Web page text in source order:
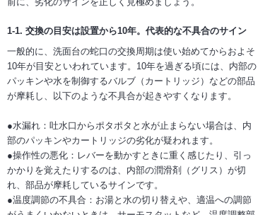
1-1. 交換の目安は設置から10年。代表的な不具合のサイン
一般的に、洗面台の蛇口の交換周期は使い始めてからおよそ
10年が目安といわれています。10年を過ぎる頃には、内部の
パッキンや水を制御するバルブ（カートリッジ）などの部品
が摩耗し、以下のような不具合が起きやすくなります。
●水漏れ：吐水口からポタポタと水が止まらない場合は、内
部のパッキンやカートリッジの劣化が疑われます。
●操作性の悪化：レバーを動かすときに重く感じたり、引っ
かかりを覚えたりするのは、内部の潤滑剤（グリス）が切
れ、部品が摩耗しているサインです。
●温度調節の不具合：お湯と水の切り替えや、適温への調節